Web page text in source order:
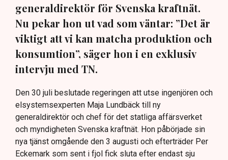
generaldirektör för Svenska kraftnät.
Nu pekar hon ut vad som väntar: ”Det är
viktigt att vi kan matcha produktion och
konsumtion”, säger hon i en exklusiv
intervju med TN.
Den 30 juli beslutade regeringen att utse ingenjören och
elsystemsexperten Maja Lundbäck till ny
generaldirektör och chef för det statliga affärsverket
och myndigheten Svenska kraftnät. Hon påbörjade sin
nya tjänst omgående den 3 augusti och efterträder Per
Eckemark som sent i fjol fick sluta efter endast sju